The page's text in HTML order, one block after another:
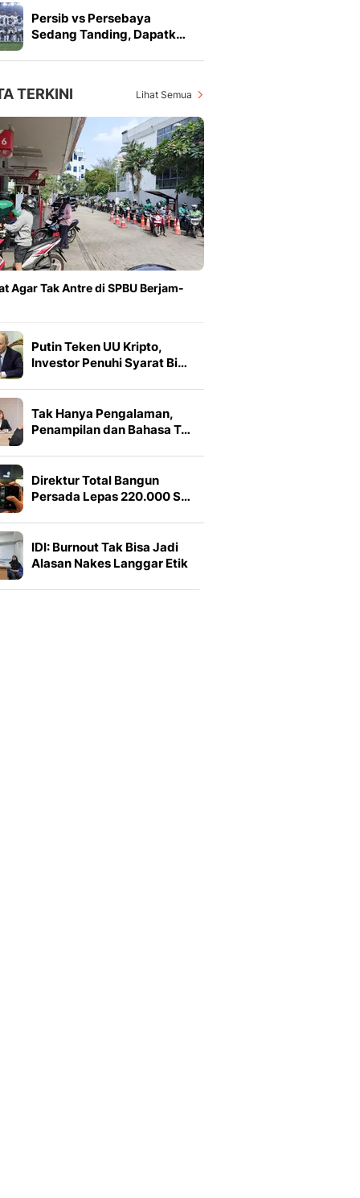
Persib vs Persebaya
Sedang Tanding, Dapatk…
TERKINI Lihat Semua
Agar Tak Antre di SPBU Berjam-
Putin Teken UU Kripto,
Investor Penuhi Syarat Bi…
Tak Hanya Pengalaman,
Penampilan dan Bahasa T…
Direktur Total Bangun
Persada Lepas 220.000 S…
IDI: Burnout Tak Bisa Jadi
Alasan Nakes Langgar Etik